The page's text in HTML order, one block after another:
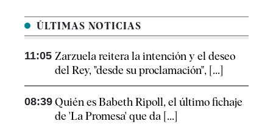
ÚLTIMAS NOTICIAS
11:05 Zarzuela reitera la intención y el deseo
del Rey, "desde su proclamación", [...]
08:39 Quién es Babeth Ripoll, el último fichaje
de 'La Promesa' que da [...]